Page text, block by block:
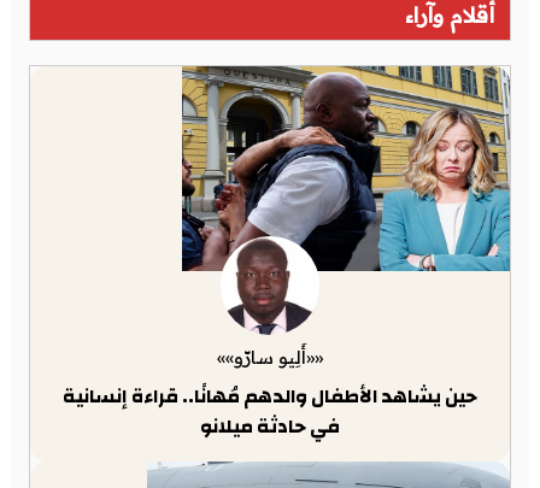
أقلام وآراء
««أَلِيو سارّو»»
حين يشاهد الأطفال والدهم مُهانًا.. قراءة إنسانية
في حادثة ميلانو